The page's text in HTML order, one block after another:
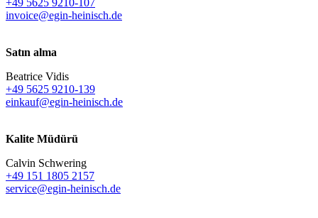
invoice@egin-heinisch.de
Satın alma
Beatrice Vidis
+49 5625 9210-139
einkauf@egin-heinisch.de
Kalite Müdürü
Calvin Schwering
+49 151 1805 2157
service@egin-heinisch.de